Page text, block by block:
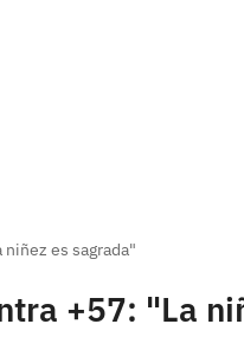
niñez es sagrada"
+57: "La